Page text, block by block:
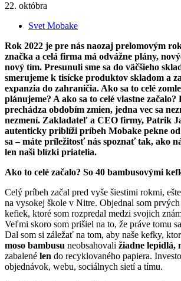
22. októbra
Svet Mobake
Rok 2022 je pre nás naozaj prelomovým
značka a celá firma má odvážne plány,
nový tím. Presunuli sme sa do väčšieho
smerujeme k tisícke produktov skladom a
expanzia do zahraničia. Ako sa to celé
plánujeme? A ako sa to celé vlastne
prechádza obdobím zmien, jedna vec sa
nezmení. Zakladateľ a CEO firmy, Patrik
autenticky priblíži príbeh Mobake pekne
sa – máte príležitosť nás spoznať tak, ako
len naši blízki priatelia.
Ako to celé začalo? So 40 bambusovými
Celý príbeh začal pred vyše šiestimi rokmi,
na vysokej škole v Nitre. Objednal som
kefiek, ktoré som rozpredal medzi svojich
Veľmi skoro som prišiel na to, že práve tomu
Dal som si záležať na tom, aby naše kefky,
moso bambusu neobsahovali žiadne lepidlá,
zabalené len do recyklovaného papiera.
objednávok, webu, sociálnych sietí a tímu.